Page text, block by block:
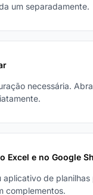
um separadamente.
necessária.
Excel e no Google
aplicativo de
complementos.